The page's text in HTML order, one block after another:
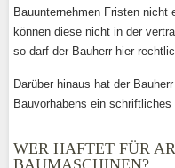
Bauunternehmen Fristen nicht
können diese nicht in der
so darf der Bauherr hier
Darüber hinaus hat der
Bauvorhabens ein
WER HAFTET FÜR
BAUMASCHINEN?